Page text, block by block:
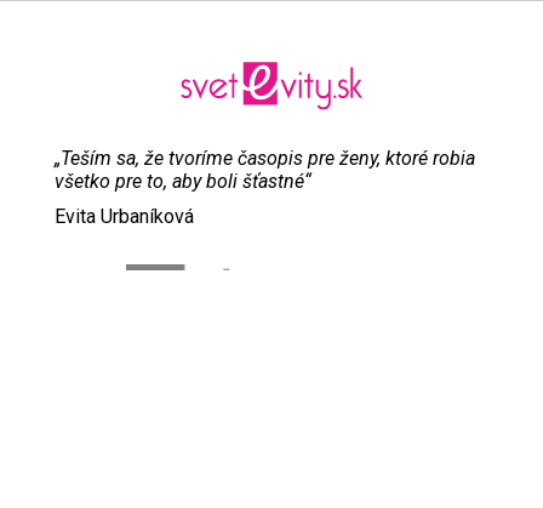
„Teším sa, že tvoríme časopis pre ženy, ktoré robia
všetko pre to, aby boli šťastné“
Evita Urbaníková